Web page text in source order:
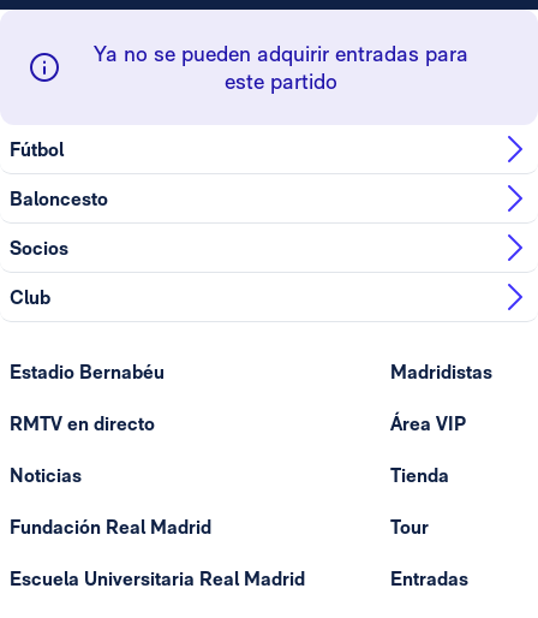
Ya no se pueden adquirir entradas para
este partido
Fútbol
Baloncesto
Socios
Club
Estadio Bernabéu
RMTV en directo
Noticias
Fundación Real Madrid
Escuela Universitaria Real Madrid
Madridistas
Área VIP
Tienda
Tour
Entradas